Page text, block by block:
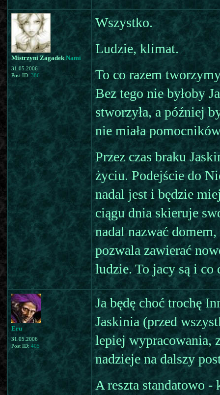
Mistrzyni ZagadekNami
31.05.2006
Post ID: 386
Wszystko.
Ludzie, klimat.
To co razem
Bez tego nie byłoby
stworzyła, a później
nie miała
Przez czas braku
życiu. Podejście do
nadal jest i będzie
ciągu dnia skieruje
nadal nazwać
pozwala zawierać
ludzie. To jacy są i co
Eru
31.05.2006
Post ID: 405
Ja będę choć trochę
Jaskinia (przed
lepiej wypracowania,
nadzieje na dalszy
A reszta standatowo